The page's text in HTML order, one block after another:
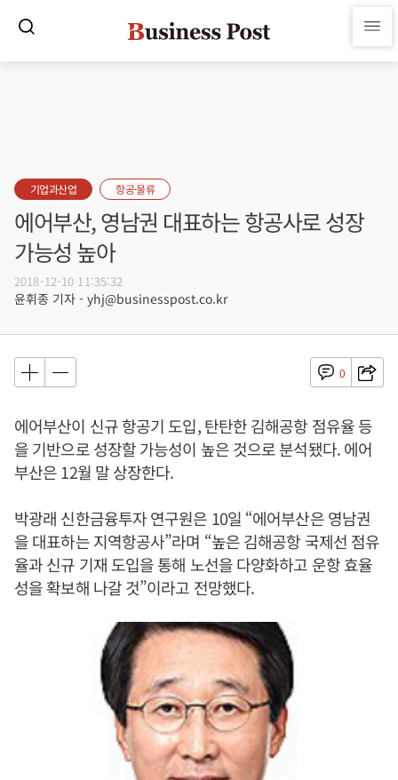
기업과산업 항공·물류
에어부산, 영남권 대표하는 항공사로 성장
가능성 높아
2018-12-10 11:35:32
윤휘종 기자 - yhj@businesspost.co.kr
0
에어부산이 신규 항공기 도입, 탄탄한 김해공항 점유율 등
을 기반으로 성장할 가능성이 높은 것으로 분석됐다. 에어
부산은 12월 말 상장한다.
박광래 신한금융투자 연구원은 10일 “에어부산은 영남권
을 대표하는 지역항공사”라며 “높은 김해공항 국제선 점유
율과 신규 기재 도입을 통해 노선을 다양화하고 운항 효율
성을 확보해 나갈 것”이라고 전망했다.